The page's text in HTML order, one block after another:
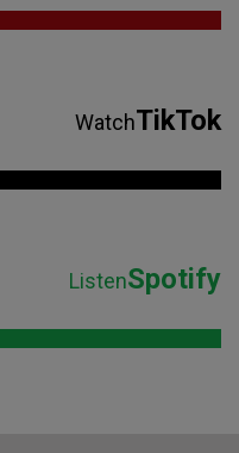
WatchTikTok
ListenSpotify